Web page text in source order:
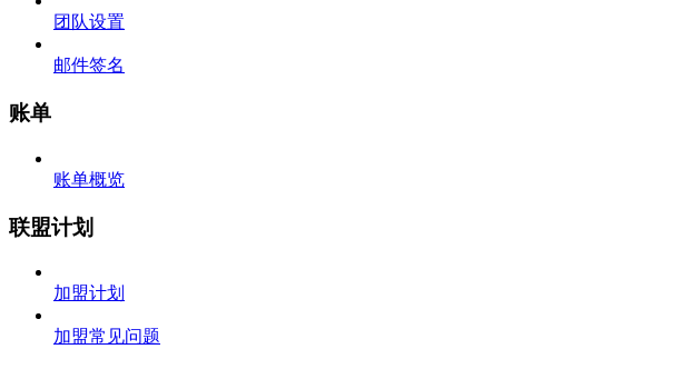
团队设置
邮件签名
账单
账单概览
联盟计划
加盟计划
加盟常见问题